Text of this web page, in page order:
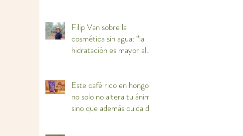
Filip Van sobre la
cosmética sin agua: “la
hidratación es mayor al
Este café rico en hongos
no solo no altera tu ánimo
sino que además cuida de